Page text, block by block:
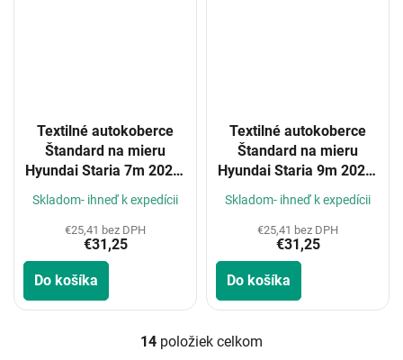
Textilné autokoberce
Štandard na mieru
Hyundai Staria 7m 2022-
Skladom- ihneď k expedícii
€25,41 bez DPH
€31,25
Do košíka
Textilné autokoberce
Štandard na mieru
Hyundai Staria 9m 2022-
Skladom- ihneď k expedícii
€25,41 bez DPH
€31,25
Do košíka
O
14 položiek celkom